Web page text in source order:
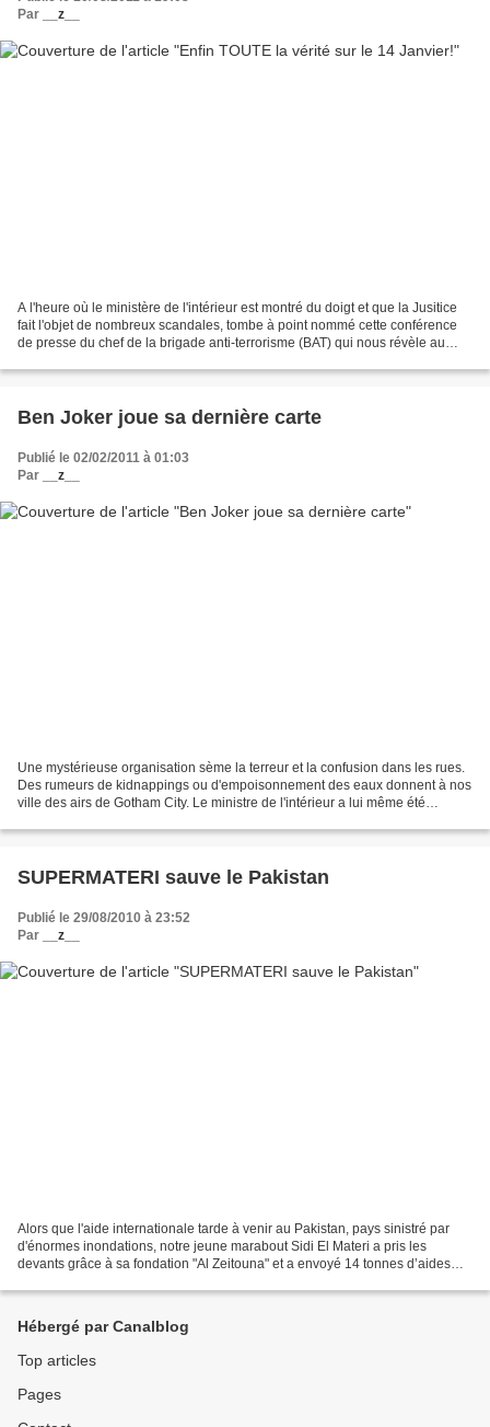
Par
__z__
A l'heure où le ministère de l'intérieur est montré du doigt et que la Jusitice
fait l'objet de nombreux scandales, tombe à point nommé cette conférence
de presse du chef de la brigade anti-terrorisme (BAT) qui nous révèle au
Ben Joker joue sa dernière carte
Publié le 02/02/2011 à 01:03
Par
__z__
Une mystérieuse organisation sème la terreur et la confusion dans les rues.
Des rumeurs de kidnappings ou d'empoisonnement des eaux donnent à nos
ville des airs de Gotham City. Le ministre de l'intérieur a lui même été
SUPERMATERI sauve le Pakistan
Publié le 29/08/2010 à 23:52
Par
__z__
Alors que l'aide internationale tarde à venir au Pakistan, pays sinistré par
d'énormes inondations, notre jeune marabout Sidi El Materi a pris les
devants grâce à sa fondation "Al Zeitouna" et a envoyé 14 tonnes d’aides
Hébergé par Canalblog
Top articles
Pages